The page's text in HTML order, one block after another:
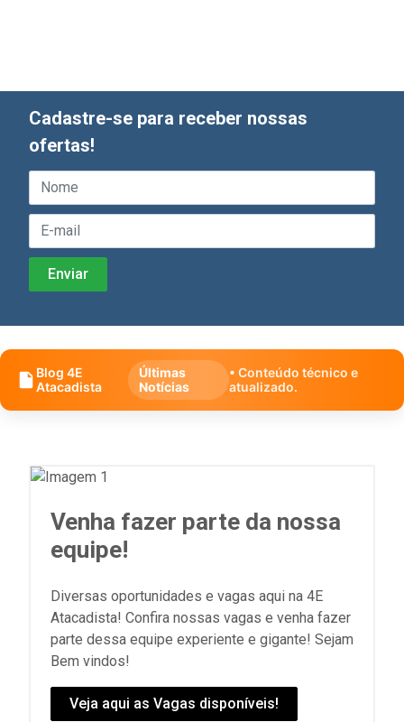
Cadastre-se para receber nossas
ofertas!
Blog 4E
Atacadista
Últimas
Notícias
• Conteúdo técnico e
atualizado.
Venha fazer parte da nossa
equipe!
Diversas oportunidades e vagas aqui na 4E
Atacadista! Confira nossas vagas e venha fazer
parte dessa equipe experiente e gigante! Sejam
Bem vindos!
Veja aqui as Vagas disponíveis!